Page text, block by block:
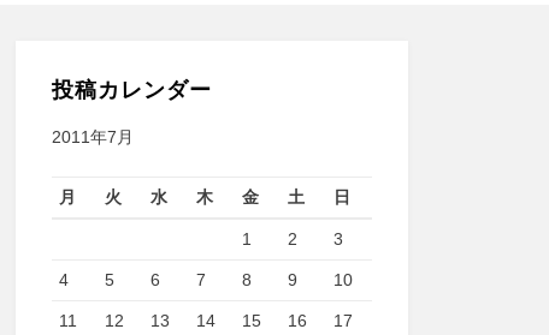
投稿カレンダー
2011年7月
月 火 水 木 金 土 日
1 2 3
4 5 6 7 8 9 10
11 12 13 14 15 16 17